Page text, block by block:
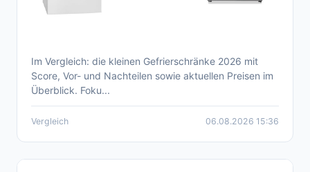
Aktueller Kleiner Gefrierschrank Vergleich
2026
Im Vergleich: die kleinen Gefrierschränke 2026 mit
Score, Vor- und Nachteilen sowie aktuellen Preisen im
Überblick. Foku...
Vergleich 06.08.2026 15:36